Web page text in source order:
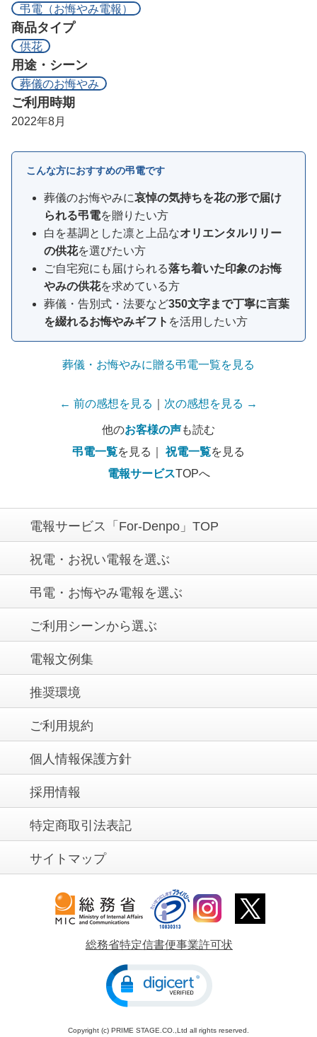
弔電（お悔やみ電報）
商品タイプ
供花
用途・シーン
葬儀のお悔やみ
ご利用時期
2022年8月
こんな方におすすめの弔電です
葬儀のお悔やみに哀悼の気持ちを花の形で届け
られる弔電を贈りたい方
白を基調とした凛と上品なオリエンタルリリー
の供花を選びたい方
ご自宅宛にも届けられる落ち着いた印象のお悔
やみの供花を求めている方
葬儀・告別式・法要など350文字まで丁寧に言葉
を綴れるお悔やみギフト を活用したい方
葬儀・お悔やみに贈る弔電一覧を見る
← 前の感想を見る 次の感想を見る →
他のお客様の声も読む
弔電一覧を見る｜祝電一覧を見る
電報サービスTOPへ
電報サービス「For-Denpo」TOP
祝電・お祝い電報を選ぶ
弔電・お悔やみ電報を選ぶ
ご利用シーンから選ぶ
電報文例集
推奨環境
ご利用規約
個人情報保護方針
採用情報
特定商取引法表記
サイトマップ
総務省特定信書便事業許可状
Copyright (c) PRIME STAGE.CO.,Ltd all rights reserved.